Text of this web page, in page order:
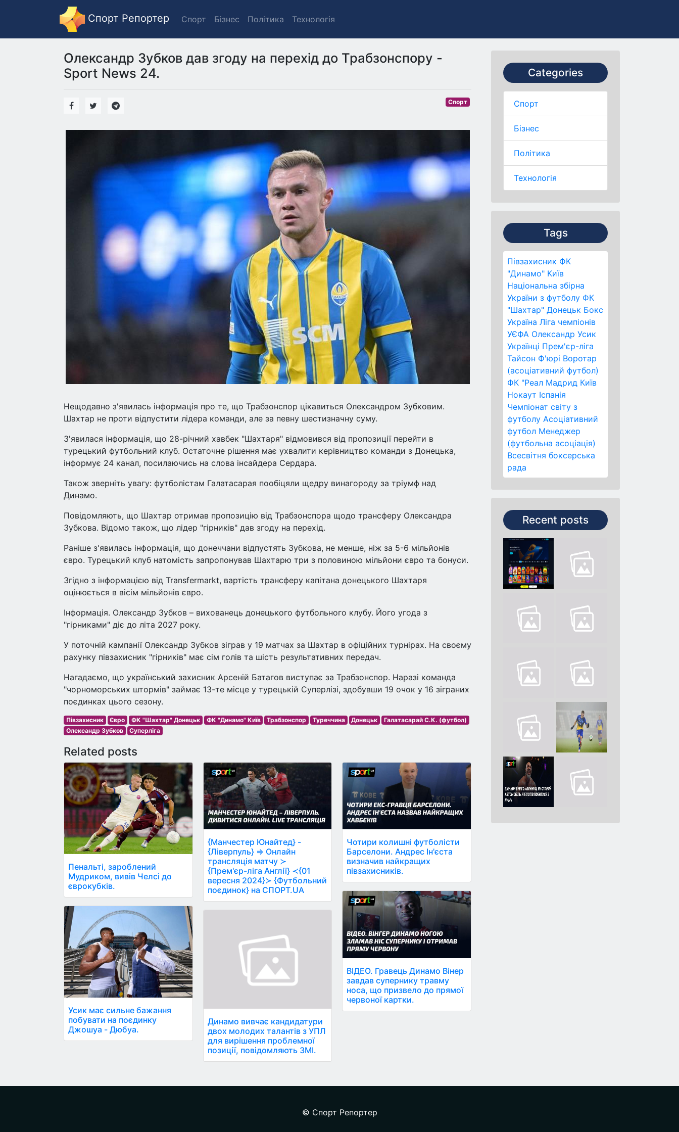
Спорт Репортер Спорт Бізнес Політика Технологія
Categories
Спорт
Бізнес
Політика
Технологія
Tags
Півзахисник ФК
"Динамо" Київ
Національна збірна
України з футболу ФК
"Шахтар" Донецьк Бокс
Україна Ліга чемпіонів
УЄФА Олександр Усик
Українці Прем'єр-ліга
Тайсон Ф'юрі Воротар
(асоціативний футбол)
ФК "Реал Мадрид Київ
Нокаут Іспанія
Чемпіонат світу з
футболу Асоціативний
футбол Менеджер
(футбольна асоціація)
Всесвітня боксерська
рада
Recent posts
Олександр Зубков дав згоду на перехід до Трабзонспору -
Sport News 24.
Спорт
Нещодавно з'явилась інформація про те, що Трабзонспор цікавиться Олександром Зубковим.
Шахтар не проти відпустити лідера команди, але за певну шестизначну суму.
З'явилася інформація, що 28-річний хавбек "Шахтаря" відмовився від пропозиції перейти в
турецький футбольний клуб. Остаточне рішення має ухвалити керівництво команди з Донецька,
інформує 24 канал, посилаючись на слова інсайдера Сердара.
Також зверніть увагу: футболістам Галатасарая пообіцяли щедру винагороду за тріумф над
Динамо.
Повідомляють, що Шахтар отримав пропозицію від Трабзонспора щодо трансферу Олександра
Зубкова. Відомо також, що лідер "гірників" дав згоду на перехід.
Раніше з'явилась інформація, що донеччани відпустять Зубкова, не менше, ніж за 5-6 мільйонів
євро. Турецький клуб натомість запропонував Шахтарю три з половиною мільйони євро та бонуси.
Згідно з інформацією від Transfermarkt, вартість трансферу капітана донецького Шахтаря
оцінюється в вісім мільйонів євро.
Інформація. Олександр Зубков – вихованець донецького футбольного клубу. Його угода з
"гірниками" діє до літа 2027 року.
У поточній кампанії Олександр Зубков зіграв у 19 матчах за Шахтар в офіційних турнірах. На своєму
рахунку півзахисник "гірників" має сім голів та шість результативних передач.
Нагадаємо, що український захисник Арсеній Батагов виступає за Трабзонспор. Наразі команда
"чорноморських штормів" займає 13-те місце у турецькій Суперлізі, здобувши 19 очок у 16 зіграних
поєдинках цього сезону.
Півзахисник Євро ФК "Шахтар" Донецьк ФК "Динамо" Київ Трабзонспор Туреччина Донецьк
Галатасарай С.К. (футбол)
Олександр Зубков
Суперліга
Related posts
Пенальті, зароблений
Мудриком, вивів Челсі до
єврокубків.
Усик має сильне бажання
побувати на поєдинку
Джошуа - Дюбуа.
{Манчестер Юнайтед} -
{Ліверпуль} ⇒ Онлайн
трансляція матчу ≻
{Прем'єр-ліга Англії} ≺{01
вересня 2024}≻ {Футбольний
поєдинок} на СПОРТ.UA
Динамо вивчає кандидатури
двох молодих талантів з УПЛ
для вирішення проблемної
позиції, повідомляють ЗМІ.
Чотири колишні футболісти
Барселони. Андрес Ін'єста
визначив найкращих
півзахисників.
ВІДЕО. Гравець Динамо Вінер
завдав супернику травму
носа, що призвело до прямої
червоної картки.
© Спорт Репортер